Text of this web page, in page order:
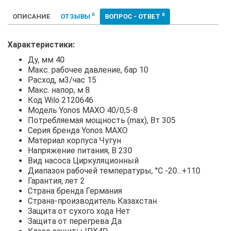
ОПИСАНИЕ ОТЗЫВЫ 0 ВОПРОС - ОТВЕТ 0
Характеристики:
Ду, мм 40
Макс. рабочее давление, бар 10
Расход, м3/час 15
Макс. напор, м 8
Код Wilo 2120646
Модель Yonos MAXO 40/0,5-8
Потребляемая мощность (max), Вт 305
Серия бренда Yonos MAXO
Материал корпуса Чугун
Напряжение питания, В 230
Вид насоса Циркуляционный
Диапазон рабочей температуры, °С -20...+110
Гарантия, лет 2
Страна бренда Германия
Страна-производитель Казахстан
Защита от сухого хода Нет
Защита от перегрева Да